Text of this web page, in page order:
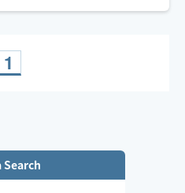
かねます。
します。
1
Search